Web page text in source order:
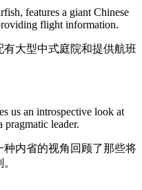
features a giant Chinese
flight information.
大型中式庭院和提供航班
us an introspective look at
pragmatic leader.
内省的视角回顾了那些将